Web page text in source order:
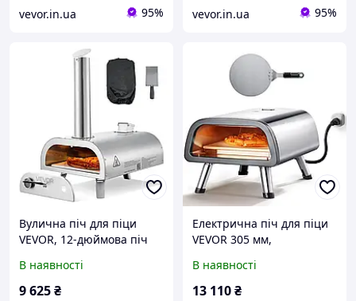
vevor.in.ua 95% vevor.in.ua 95%
Вулична піч для піци
VEVOR, 12-дюймова піч
піч для піци з
вбудованим
В наявності
9 625₴
Електрична піч для піци
VEVOR 305 мм,
мейкер з каменем для
піци, лопаткою,
В наявності
13 110₴